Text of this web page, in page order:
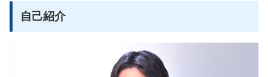
自己紹介